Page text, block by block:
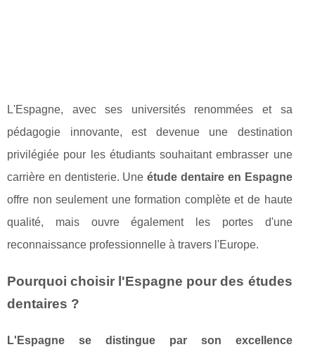
L'Espagne, avec ses universités renommées et sa
pédagogie innovante, est devenue une destination
privilégiée pour les étudiants souhaitant embrasser une
carrière en dentisterie. Uneétude dentaire en Espagne
offre non seulement une formation complète et de haute
qualité, mais ouvre également les portes d'une
reconnaissance professionnelle à travers l'Europe.
Pourquoi choisir l'Espagne pour des études
dentaires ?
L'Espagne se distingue par son excellence